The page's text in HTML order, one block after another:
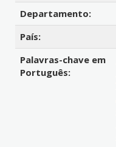
Departamento:
País:
Palavras-chave em
Português: